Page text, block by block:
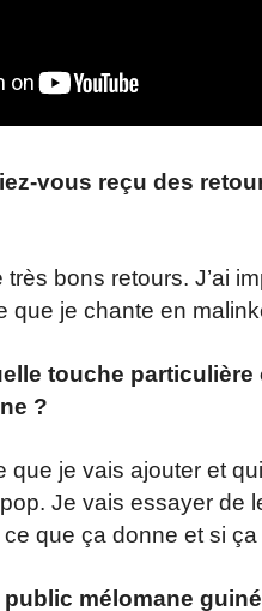
vous reçu des
très bons retours. J’ai
que je chante en
touche
?
que je vais ajouter et
Je vais essayer de
que ça donne et si
mélomane